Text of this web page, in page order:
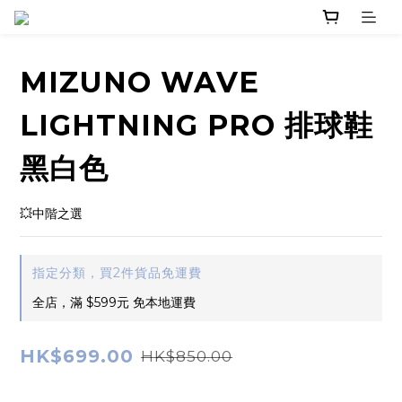
MIZUNO WAVE
LIGHTNING PRO 排球鞋
黑白色
💥中階之選
指定分類，買2件貨品免運費
全店，滿 $599元 免本地運費
HK$699.00 HK$850.00